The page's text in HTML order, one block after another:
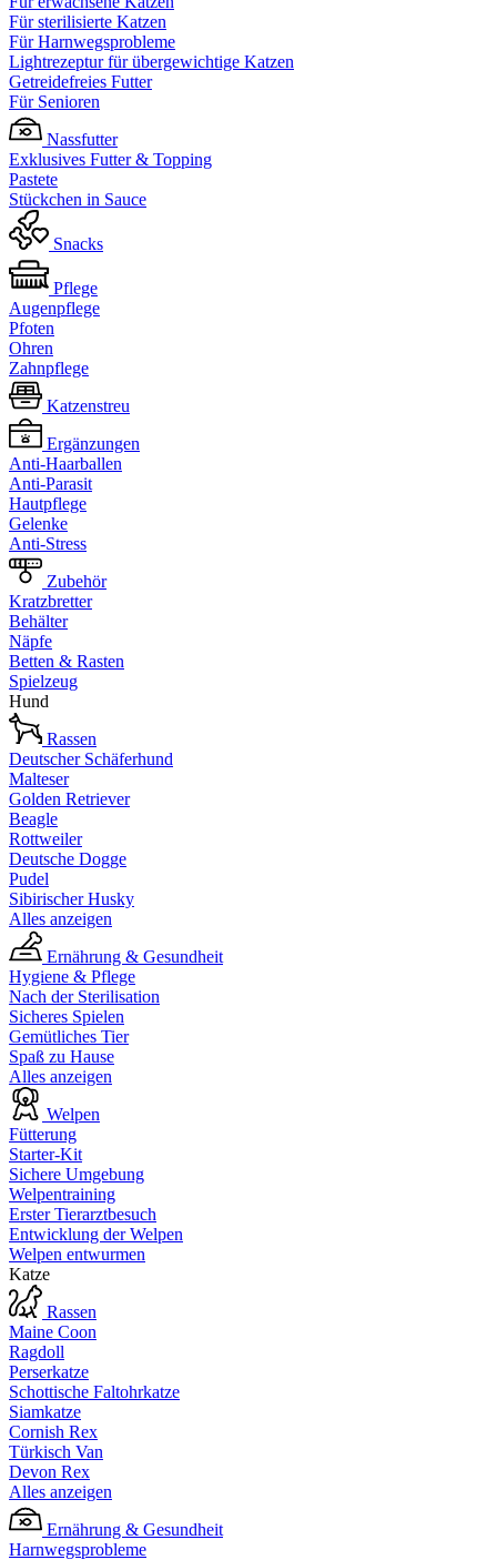
Für sterilisierte Katzen
Für Harnwegsprobleme
Lightrezeptur für übergewichtige Katzen
Getreidefreies Futter
Für Senioren
Nassfutter
Exklusives Futter & Topping
Pastete
Stückchen in Sauce
Snacks
Pflege
Augenpflege
Pfoten
Ohren
Zahnpflege
Katzenstreu
Ergänzungen
Anti-Haarballen
Anti-Parasit
Hautpflege
Gelenke
Anti-Stress
Zubehör
Kratzbretter
Behälter
Näpfe
Betten & Rasten
Spielzeug
Hund
Rassen
Deutscher Schäferhund
Malteser
Golden Retriever
Beagle
Rottweiler
Deutsche Dogge
Pudel
Sibirischer Husky
Alles anzeigen
Ernährung & Gesundheit
Hygiene & Pflege
Nach der Sterilisation
Sicheres Spielen
Gemütliches Tier
Spaß zu Hause
Alles anzeigen
Welpen
Fütterung
Starter-Kit
Sichere Umgebung
Welpentraining
Erster Tierarztbesuch
Entwicklung der Welpen
Welpen entwurmen
Katze
Rassen
Maine Coon
Ragdoll
Perserkatze
Schottische Faltohrkatze
Siamkatze
Cornish Rex
Türkisch Van
Devon Rex
Alles anzeigen
Ernährung & Gesundheit
Harnwegsprobleme